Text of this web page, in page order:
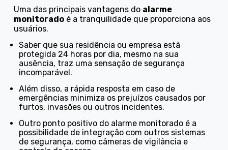
Uma das principais vantagens do alarme
monitorado é a tranquilidade que proporciona aos
usuários.
Saber que sua residência ou empresa está
protegida 24 horas por dia, mesmo na sua
ausência, traz uma sensação de segurança
incomparável.
Além disso, a rápida resposta em caso de
emergências minimiza os prejuízos causados por
furtos, invasões ou outros incidentes.
Outro ponto positivo do alarme monitorado é a
possibilidade de integração com outros sistemas
de segurança, como câmeras de vigilância e